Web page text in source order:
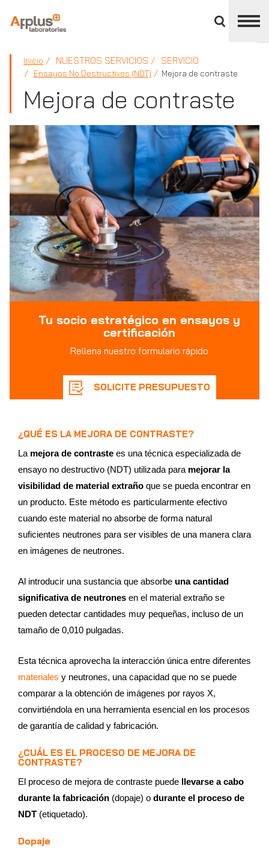
panel
APPLUS+
Inicio NUESTROS SERVICIOS SERVICIO
Ensayos No Destructivos (NDT) Mejora de contraste
Mejora de contraste
Tu socio estratégico en ensayos y
certificación
Rellena nuestro formulario rápido
SOLICITE PRESUPUESTO
¿QUÉ ES LA MEJORA DE CONTRASTE?
La mejora de contraste es una técnica especializada de
ensayo no destructivo (NDT) utilizada para mejorar la
visibilidad de material extraño que se pueda encontrar en
un producto. Este método es particularmente efectivo
cuando este material no absorbe de forma natural
suficientes neutrones para ser visibles de una manera clara
en imágenes de neutrones.
Al introducir una sustancia que absorbe una cantidad
significativa de neutrones en el material extraño se
pueden detectar cantidades muy pequeñas, incluso de un
tamaño de 0,010 pulgadas.
Esta técnica aprovecha la interacción única entre diferentes
materiales y neutrones, una capacidad que no se puede
comparar a la obtención de imágenes por rayos X,
convirtiéndola en una herramienta esencial en los procesos
de garantía de calidad y fabricación.
¿CUÁL ES EL PROCESO DE MEJORA DE
CONTRASTE?
El proceso de mejora de contraste puede llevarse a cabo
durante la fabricación (dopaje) o durante el proceso de
NDT (etiquetado).
Dopaje